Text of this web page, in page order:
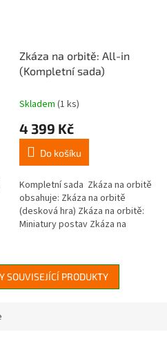
Zkáza na orbitě: All-in
(Kompletní sada)
Skladem (1 ks)
4 399 Kč
Do košíku
Kompletní sada Zkáza na orbitě
obsahuje: Zkáza na orbitě
(desková hra) Zkáza na orbitě:
Miniatury postav Zkáza na
SOUVISEJÍCÍ PRODUKTY